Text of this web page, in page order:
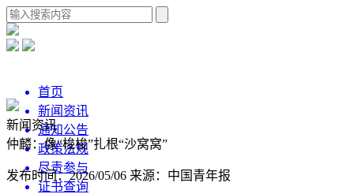
首页
新闻资讯
通知公告
政策法规
尽责参与
证书查询
新闻资讯
仲麟：像“梭梭”扎根“沙窝窝”
发布时间：2026/05/06 来源：中国青年报